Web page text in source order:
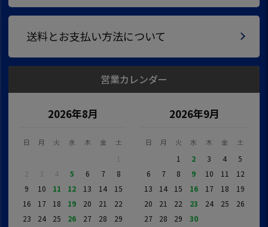
送料とお支払い方法について
営業カレンダー
2026年8月
日 月 火 水 木 金 土
1
2
3 4 5 6 7
8
9
10 11 12 13 14
15
16
17 18 19 20 21
22
23
24 25 26 27 28
29
2026年9月
日 月 火 水 木 金 土
1 2 3 4
5
6
7 8 9 10 11
12
13
14 15 16 17 18
19
20
21 22 23 24 25
26
27
28 29 30